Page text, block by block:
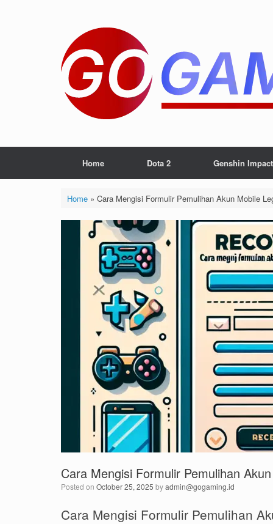
Home Dota 2 Genshin Impact
Home» Cara Mengisi Formulir Pemulihan Akun Mobile
Cara Mengisi Formulir Pemulihan
Posted on October 25, 2025 byadmin@gogaming.id
Cara Mengisi Formulir Pemulihan